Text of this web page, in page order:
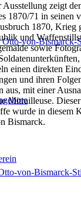
Otto-von-Bismarck-
zeigt
1870/71 in seinen
1870, Krieg
und
sowie
einen direkten
und ihren
aus, mit einer
Mitrailleuse.
wurde in diesem
Bismarck.
von-Bismarck-